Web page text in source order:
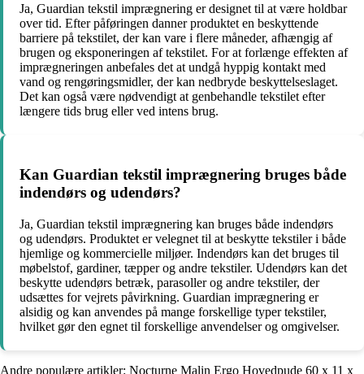
Ja, Guardian tekstil imprægnering er designet til at være holdbar
over tid. Efter påføringen danner produktet en beskyttende
barriere på tekstilet, der kan vare i flere måneder, afhængig af
brugen og eksponeringen af tekstilet. For at forlænge effekten af
imprægneringen anbefales det at undgå hyppig kontakt med
vand og rengøringsmidler, der kan nedbryde beskyttelseslaget.
Det kan også være nødvendigt at genbehandle tekstilet efter
længere tids brug eller ved intens brug.
Kan Guardian tekstil imprægnering bruges både
indendørs og udendørs?
Ja, Guardian tekstil imprægnering kan bruges både indendørs
og udendørs. Produktet er velegnet til at beskytte tekstiler i både
hjemlige og kommercielle miljøer. Indendørs kan det bruges til
møbelstof, gardiner, tæpper og andre tekstiler. Udendørs kan det
beskytte udendørs betræk, parasoller og andre tekstiler, der
udsættes for vejrets påvirkning. Guardian imprægnering er
alsidig og kan anvendes på mange forskellige typer tekstiler,
hvilket gør den egnet til forskellige anvendelser og omgivelser.
Andre populære artikler: Nocturne Malin Ergo Hovedpude 60 x 11 x